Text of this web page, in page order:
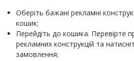
Оберіть бажані рекламні
кошик;
Перейдіть до кошика. Перевірте
рекламних конструкцій та
замовлення;